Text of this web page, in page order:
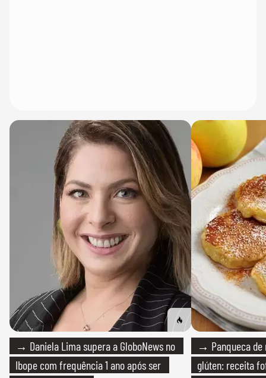
→ Daniela Lima supera a GloboNews no
Ibope com frequência 1 ano após ser
→ Panqueca de
glúten: receita